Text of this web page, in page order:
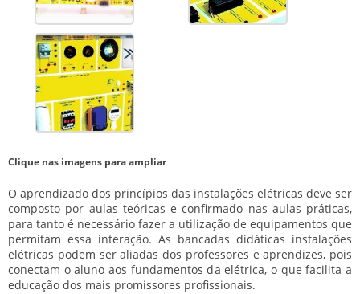
Clique nas imagens para ampliar
O aprendizado dos princípios das instalações elétricas deve ser
composto por aulas teóricas e confirmado nas aulas práticas,
para tanto é necessário fazer a utilização de equipamentos que
permitam essa interação. As bancadas didáticas instalações
elétricas podem ser aliadas dos professores e aprendizes, pois
conectam o aluno aos fundamentos da elétrica, o que facilita a
educação dos mais promissores profissionais.